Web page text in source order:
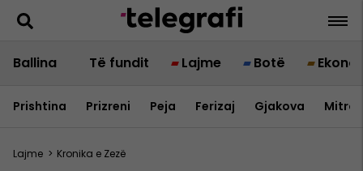
Ballina Të fundit Lajme Botë
Prishtina Prizreni Peja Ferizaj Gjakova
Lajme > Kronika e Zezë